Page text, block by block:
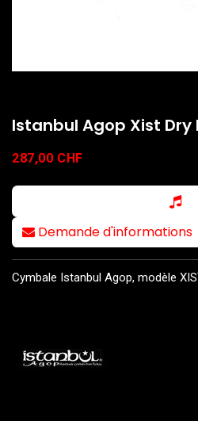
Istanbul Agop Xist Dry
287,00 CHF
Demande d'informations
Cymbale Istanbul Agop, modèle